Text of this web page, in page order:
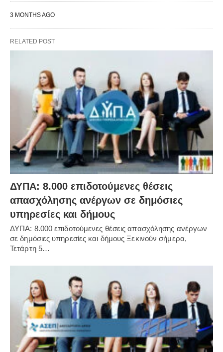
3 MONTHS AGO
RELATED POST
ΔΥΠΑ: 8.000 επιδοτούμενες θέσεις
απασχόλησης ανέργων σε δημόσιες
υπηρεσίες και δήμους
ΔΥΠΑ: 8.000 επιδοτούμενες θέσεις απασχόλησης ανέργων
σε δημόσιες υπηρεσίες και δήμους Ξεκινούν σήμερα,
Τετάρτη 5…